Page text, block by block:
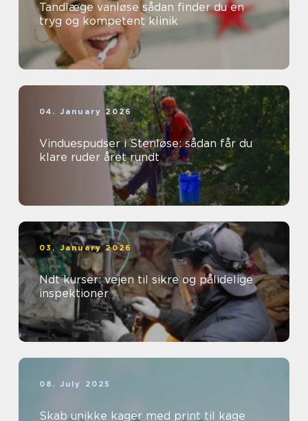
Tandlæge vanløse sådan finder du en
tryg og kompetent klinik
04. January 2026
Vinduespudser i Stenløse: sådan får du
klare ruder året rundt
03. January 2026
Ndt kurser: vejen til sikre og pålidelige
inspektioner
08. July 2025
Skab unikke kager med print til kage